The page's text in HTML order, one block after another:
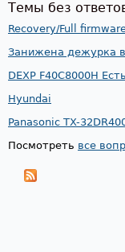
Темы без
Recovery/Full
Занижена дежурка
DEXP F40C8000H
Hyundai
Panasonic TX-
Посмотреть все